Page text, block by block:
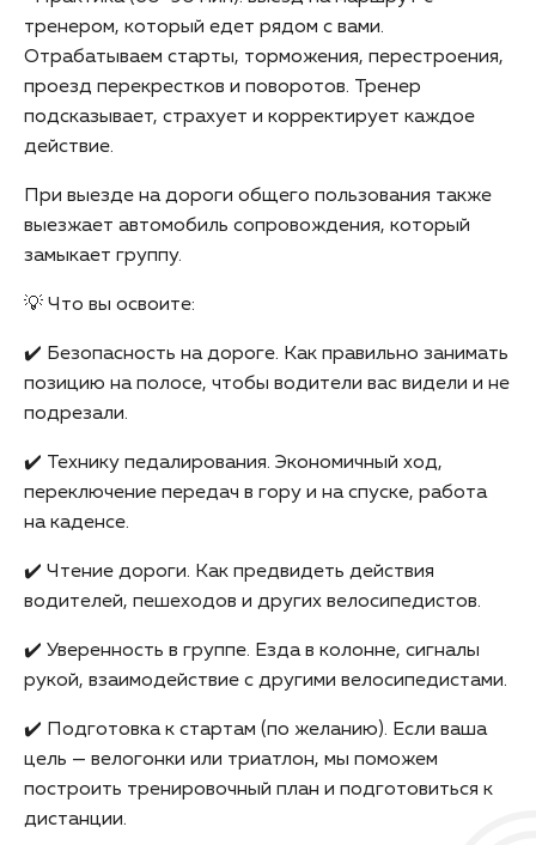
тренером, который едет рядом с вами.
Отрабатываем старты, торможения, перестроения,
проезд перекрестков и поворотов. Тренер
подсказывает, страхует и корректирует каждое
действие.
При выезде на дороги общего пользования также
выезжает автомобиль сопровождения, который
замыкает группу.
💡 Что вы освоите:
✔️ Безопасность на дороге. Как правильно занимать
позицию на полосе, чтобы водители вас видели и не
подрезали.
✔️ Технику педалирования. Экономичный ход,
переключение передач в гору и на спуске, работа
на каденсе.
✔️ Чтение дороги. Как предвидеть действия
водителей, пешеходов и других велосипедистов.
✔️ Уверенность в группе. Езда в колонне, сигналы
рукой, взаимодействие с другими велосипедистами.
✔️ Подготовка к стартам (по желанию). Если ваша
цель — велогонки или триатлон, мы поможем
построить тренировочный план и подготовиться к
дистанции.